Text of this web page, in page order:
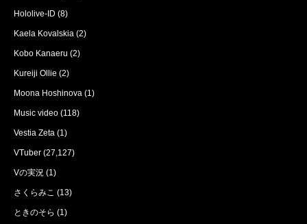
Hololive-ID (8)
Kaela Kovalskia (2)
Kobo Kanaeru (2)
Kureiji Ollie (2)
Moona Hoshinova (1)
Music video (118)
Vestia Zeta (1)
VTuber (27,127)
Vの実況 (1)
さくらみこ (13)
ときのそら (1)